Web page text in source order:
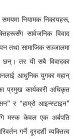
नियामक निकायहरू,
सार्वजनिक विवाद
तथा सामाजिक सञ्जालमा
तर यी सबै विवादका
आधुनिक युगका महान्
प्रमुख कार्यकारी अधिकृत
र “हाम्रो आइन्स्टाइन”
मस्क केवल एक अर्बपति
गर्ने दूरदर्शी व्यक्तित्व